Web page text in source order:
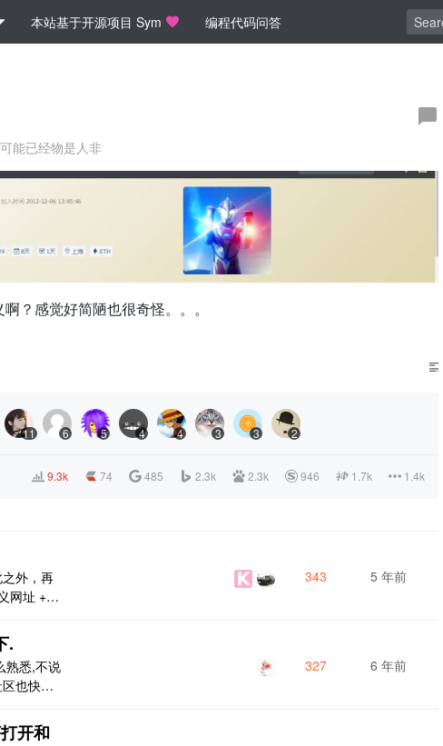
本站基于开源项目 Sym 编程代码问答
能已经物是人非
？感觉好简陋也很奇怪。。。
11 6 5 4 4 3 3 2
9.3k 74 485 2.3k 2.3k 946 1.7k 1.4k
外，再
网址 +
同时搜
） 有什
343 5 年前
.
熟悉,不说
也快有
327 6 年前
开和